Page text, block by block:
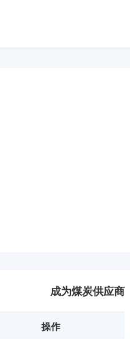
成为煤炭供应商
操作